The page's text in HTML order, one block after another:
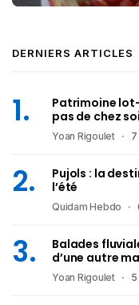
DERNIERS ARTICLES
Patrimoine
pas de chez soi
Yoan Rigoulet
Pujols : la
l’été
Quidam Hebdo
Balades
d’une autre
Yoan Rigoulet